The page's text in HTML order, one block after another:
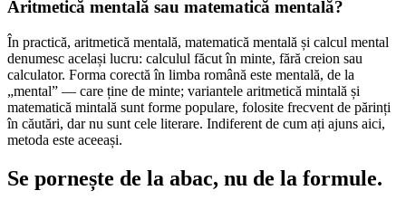
Aritmetică mentală sau matematică mentală?
În practică, aritmetică mentală, matematică mentală și calcul mental
denumesc același lucru: calculul făcut în minte, fără creion sau
calculator. Forma corectă în limba română este mentală, de la
„mental” — care ține de minte; variantele aritmetică mintală și
matematică mintală sunt forme populare, folosite frecvent de părinți
în căutări, dar nu sunt cele literare. Indiferent de cum ați ajuns aici,
metoda este aceeași.
Se pornește de la abac, nu de la formule.